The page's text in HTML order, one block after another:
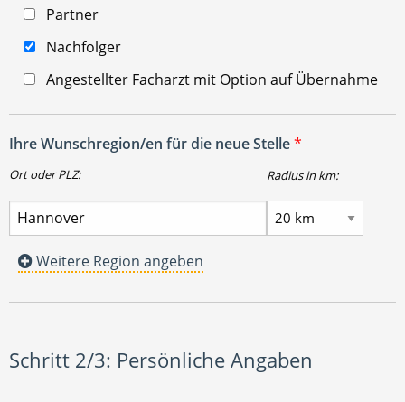
Partner
Nachfolger
Angestellter Facharzt mit Option auf Übernahme
Ihre Wunschregion/en für die neue Stelle*
Ort oder PLZ: Radius in km:
Weitere Region angeben
Schritt 2/3: Persönliche Angaben